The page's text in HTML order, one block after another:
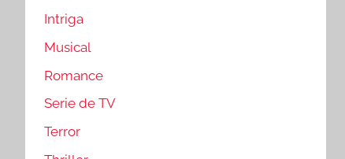
Intriga
Musical
Romance
Serie de TV
Terror